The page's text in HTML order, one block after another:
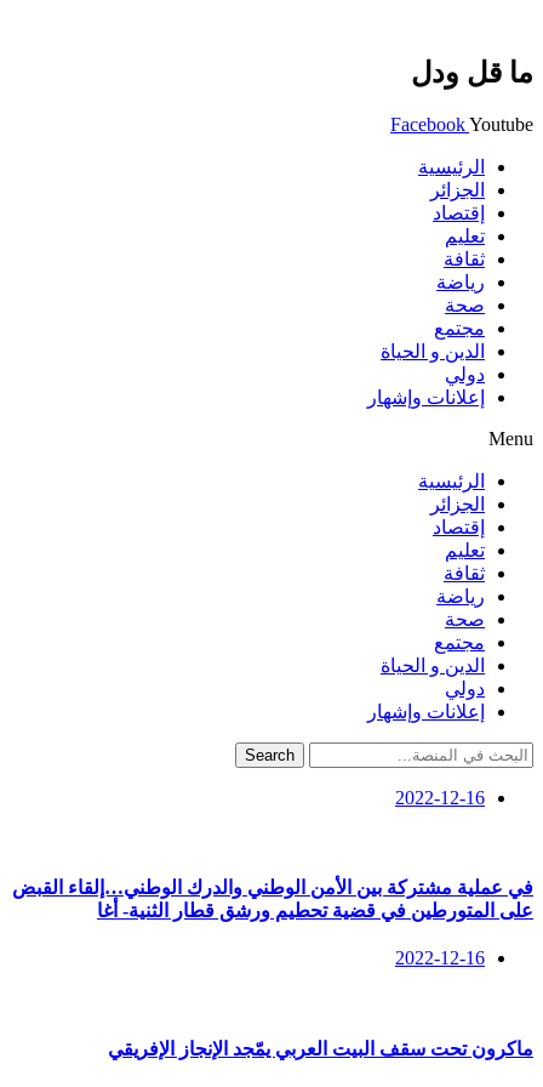
ما قل ودل
FacebookYoutube
الرئيسية
الجزائر
إقتصاد
تعليم
ثقافة
رياضة
صحة
مجتمع
الدين و الحياة
دولي
إعلانات وإشهار
Menu
الرئيسية
الجزائر
إقتصاد
تعليم
ثقافة
رياضة
صحة
مجتمع
الدين و الحياة
دولي
إعلانات وإشهار
Search
2022-12-16
في عملية مشتركة بين الأمن الوطني والدرك الوطني…إلقاء القبض
على المتورطين في قضية تحطيم ورشق قطار الثنية- أغا
2022-12-16
ماكرون تحت سقف البيت العربي يمّجد الإنجاز الإفريقي